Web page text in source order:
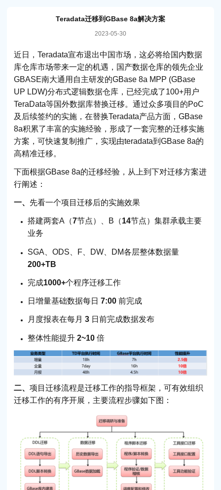
Teradata迁移到GBase 8a解决方案
2023-05-30
近日，Teradata宣布退出中国市场，这必将给国内数据
库仓库市场带来一定的机遇，国产数据仓库的领先企业
GBASE南大通用自主研发的GBase 8a MPP (GBase
UP LDW)分布式逻辑数据仓库，已经完成了100+用户
TeraData等国外数据库替换迁移。通过众多项目的PoC
及后续签约的实施，在替换Teradata产品方面，GBase
8a积累了丰富的实施经验，形成了一套完整的迁移实施
方案，可快速复制推广，实现由teradata到GBase 8a的
高精准迁移。
下面根据GBase 8a的迁移经验，从上到下对迁移方案进
行阐述：
一、 先看一个项目迁移后的实施效果
搭建两套A（7节点）、B（14节点）集群承载主要
业务
SGA、ODS、F、DW、DM各层整体数据量
200+TB
完成1000+个程序迁移工作
日增量基础数据每日 7:00 前完成
月度报表在每月 3 日前完成数据发布
整体性能提升 2~10 倍
二、 项目迁移流程是迁移工作的指导框架，可有效组织
迁移工作的有序开展，主要流程步骤如下图：